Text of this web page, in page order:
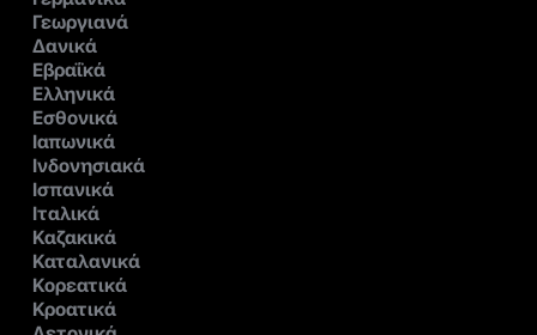
Γεωργιανά
Δανικά
Εβραΐκά
Ελληνικά
Εσθονικά
Ιαπωνικά
Ινδονησιακά
Ισπανικά
Ιταλικά
Καζακικά
Καταλανικά
Κορεατικά
Κροατικά